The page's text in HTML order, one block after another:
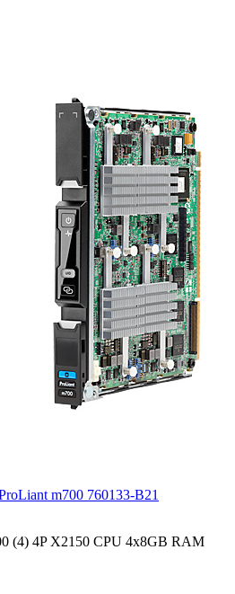
m700 760133-B21
(4) 4P X2150 CPU 4x8GB RAM